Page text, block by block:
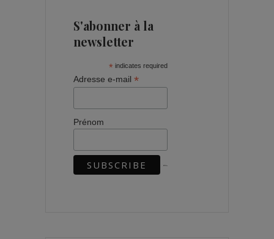
S'abonner à la
newsletter
* indicates required
Adresse e-mail *
Prénom